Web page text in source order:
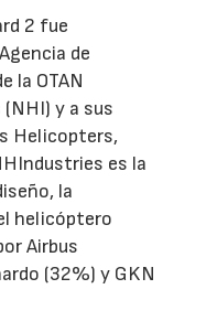
2 fue
de
la OTAN
y a sus
Helicopters,
es la
la
helicóptero
Airbus
(32%) y GKN